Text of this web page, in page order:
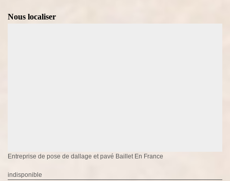
Nous localiser
Entreprise de pose de dallage et pavé Baillet En France
indisponible